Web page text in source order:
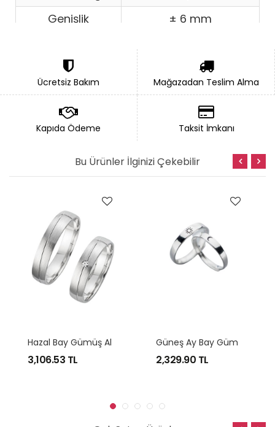
Genişlik
± 6 mm
Tüm takı ürünlerimiz kutusunda kargoya
verilmektedir.
Yüzük ölçünüzü doğru seçtiğinizden
mutlaka emin olunuz
Ücretsiz Bakım Mağazadan Teslim Alma
Kapıda Ödeme Taksit İmkanı
Bu Ürünler İlginizi Çekebilir
3,106.53 TL 2,329.90 TL